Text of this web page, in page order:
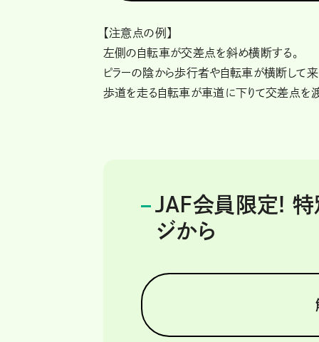
【注意点の例】
左側の自転車が交差点を斜め横断する。
ピラーの陰から歩行者や自転車が横断して来
歩道を走る自転車が車道に下りて交差点を渡
JAF会員限定! 特
ジから